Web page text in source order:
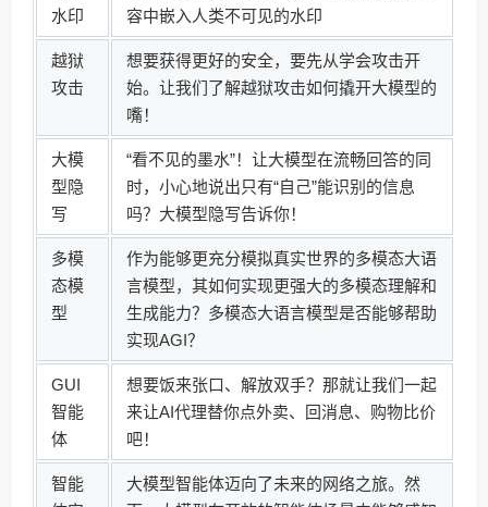
水印
容中嵌入人类不可见的水印
越狱
攻击
想要获得更好的安全，要先从学会攻击开
始。让我们了解越狱攻击如何撬开大模型的
嘴！
大模
型隐
写
“看不见的墨水”！让大模型在流畅回答的同
时，小心地说出只有“自己”能识别的信息
吗？大模型隐写告诉你！
多模
态模
型
作为能够更充分模拟真实世界的多模态大语
言模型，其如何实现更强大的多模态理解和
生成能力？多模态大语言模型是否能够帮助
实现AGI？
GUI
智能
体
想要饭来张口、解放双手？那就让我们一起
来让AI代理替你点外卖、回消息、购物比价
吧！
智能
大模型智能体迈向了未来的网络之旅。然